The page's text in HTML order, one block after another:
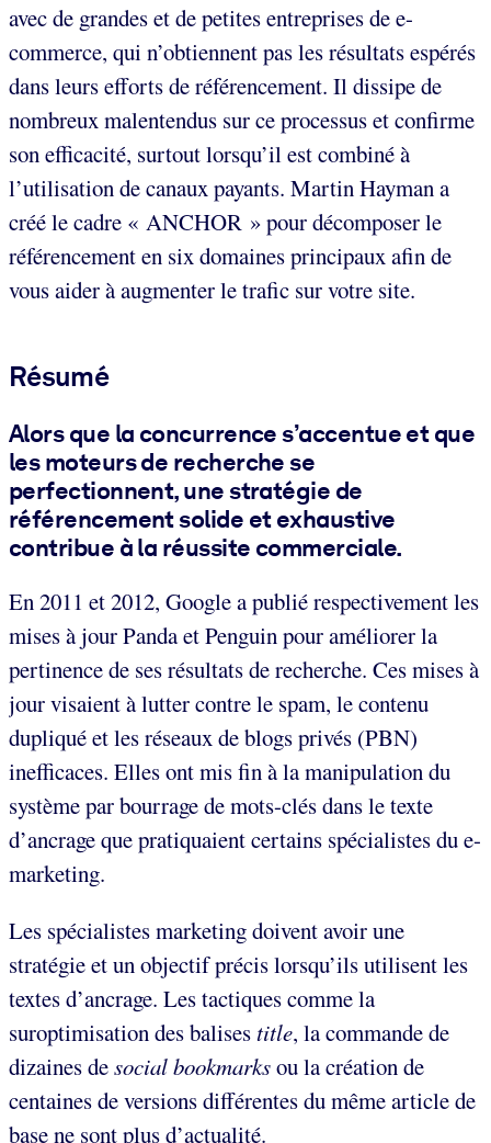
avec de grandes et de petites entreprises de e-
commerce, qui n’obtiennent pas les résultats espérés
dans leurs efforts de référencement. Il dissipe de
nombreux malentendus sur ce processus et confirme
son efficacité, surtout lorsqu’il est combiné à
l’utilisation de canaux payants. Martin Hayman a
créé le cadre « ANCHOR » pour décomposer le
référencement en six domaines principaux afin de
vous aider à augmenter le trafic sur votre site.
Résumé
Alors que la concurrence s’accentue et que
les moteurs de recherche se
perfectionnent, une stratégie de
référencement solide et exhaustive
contribue à la réussite commerciale.
En 2011 et 2012, Google a publié respectivement les
mises à jour Panda et Penguin pour améliorer la
pertinence de ses résultats de recherche. Ces mises à
jour visaient à lutter contre le spam, le contenu
dupliqué et les réseaux de blogs privés (PBN)
inefficaces. Elles ont mis fin à la manipulation du
système par bourrage de mots-clés dans le texte
d’ancrage que pratiquaient certains spécialistes du e-
marketing.
Les spécialistes marketing doivent avoir une
stratégie et un objectif précis lorsqu’ils utilisent les
textes d’ancrage. Les tactiques comme la
suroptimisation des balisestitle, la commande de
dizaines desocial bookmarksou la création de
centaines de versions différentes du même article de
base ne sont plus d’actualité.